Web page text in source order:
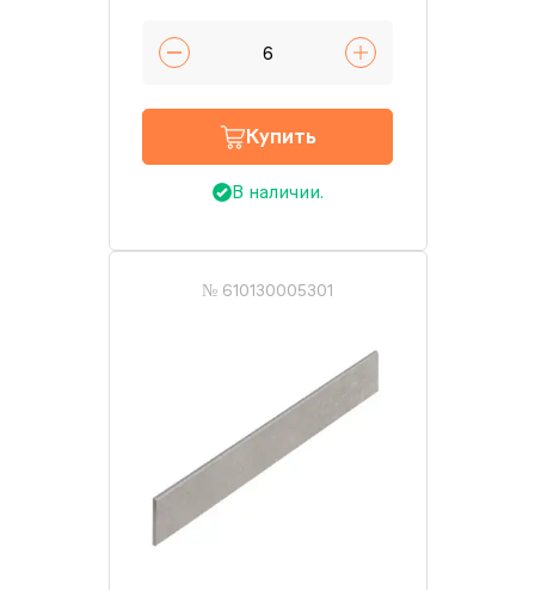
Купить
В наличии.
№ 610130005301